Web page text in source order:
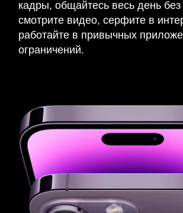
кадры, общайтесь весь день
смотрите видео, серфите в
работайте в привычных
ограничений.